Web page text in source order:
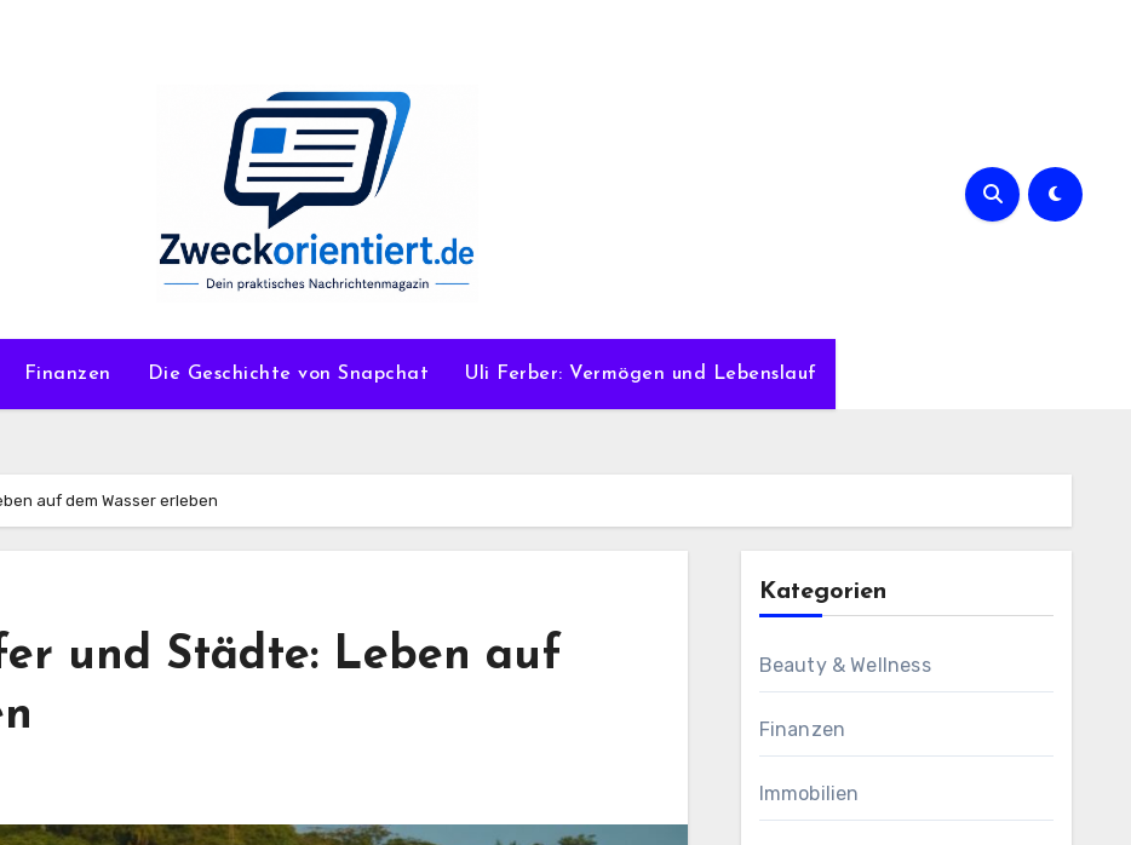
Finanzen Die Geschichte von Snapchat Uli Ferber: Vermögen und Lebenslauf
auf dem Wasser erleben
und Städte: Leben auf
Kategorien
Beauty & Wellness
Finanzen
Immobilien